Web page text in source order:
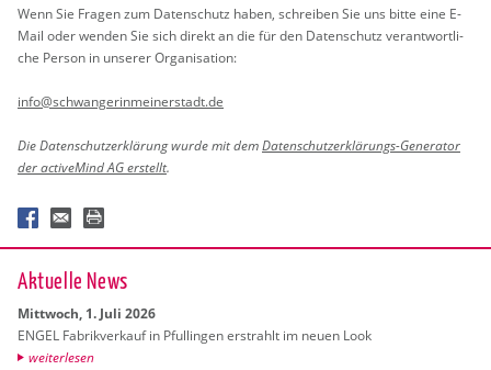
Wenn Sie Fra­gen zum Da­ten­schutz haben, schrei­ben Sie uns bitte eine E-
Mail oder wen­den Sie sich di­rekt an die für den Da­ten­schutz ver­ant­wort­li­
che Per­son in un­se­rer Or­ga­ni­sa­ti­on:
info@​sch​wang​erin​mein​erst​adt.​de
Die Da­ten­schut­z­er­klä­rung wurde mit demDa­ten­schut­z­er­klä­rungs-Ge­ne­ra­tor
der ac­ti­veMind AG er­stellt.
Ak­tu­el­le News
Mitt­woch, 1. Juli 2026
ENGEL Fa­brik­ver­kauf in Pful­lin­gen er­strahlt im neuen Look
wei­ter­le­sen